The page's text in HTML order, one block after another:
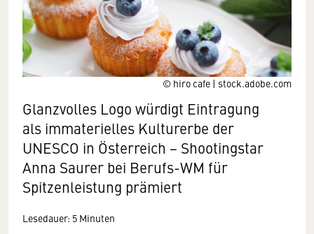
© hiro cafe | stock.adobe.com
Glanzvolles Logo würdigt Eintragung
als immaterielles Kulturerbe der
UNESCO in Österreich − Shootingstar
Anna Saurer bei Berufs-WM für
Spitzenleistung prämiert
Lesedauer: 5 Minuten